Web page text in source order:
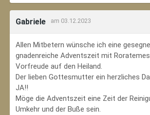
Gabriele am 03.12.2023
Allen Mitbetern wünsche ich eine
gnadenreiche Adventszeit mit
Vorfreude auf den Heiland.
Der lieben Gottesmutter ein herzliches
JA!!
Möge die Adventszeit eine Zeit der
Umkehr und der Buße sein.